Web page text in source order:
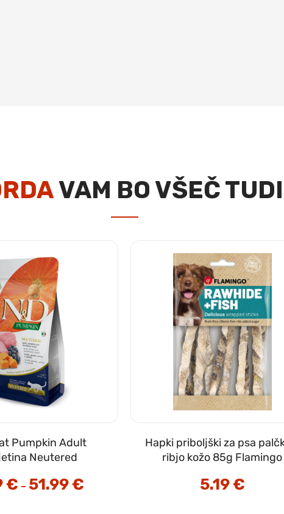
VAM BO VŠEČ TUDI
Pumpkin Adult
Neutered
€ – 51.99€
Hapki priboljški za psa
ribjo kožo 85g Flamingo
5.19€